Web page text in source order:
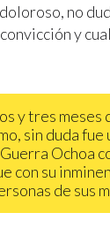
no
y
y tres
sin duda
Ochoa
con su
de sus